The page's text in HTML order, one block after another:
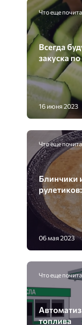
Что еще
Всегда
закуска
16 июня 2023
Что еще
Блинчики
06 мая 2023
Что еще
топлива